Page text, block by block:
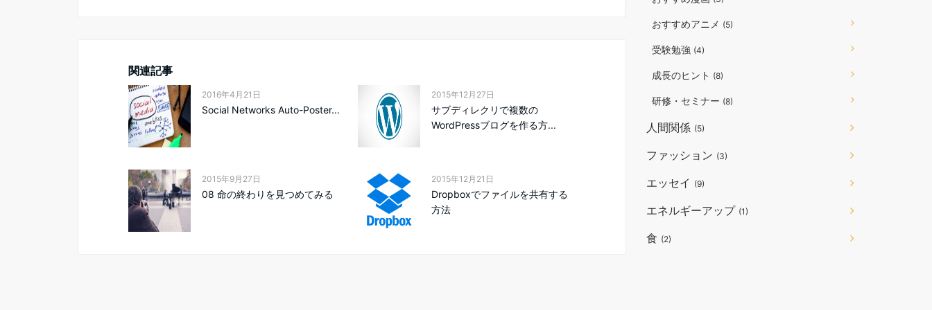
関連記事
2016年4月21日
Social Networks Auto-Poster...
2015年12月27日
サブディレクリで複数の
WordPressブログを作る方...
2015年9月27日
08 命の終わりを見つめてみる
2015年12月21日
Dropboxでファイルを共有する
方法
おすすめアニメ (5)
受験勉強 (4)
成長のヒント (8)
研修・セミナー (8)
人間関係 (5)
ファッション (3)
エッセイ (9)
エネルギーアップ (1)
食 (2)